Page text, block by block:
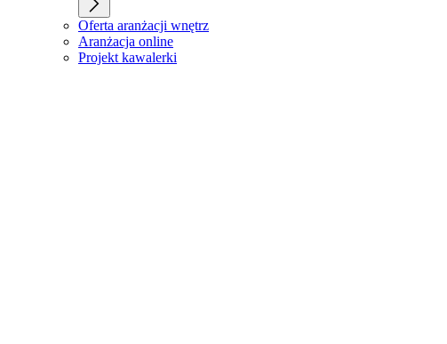
Oferta aranżacji wnętrz
Aranżacja online
Projekt kawalerki